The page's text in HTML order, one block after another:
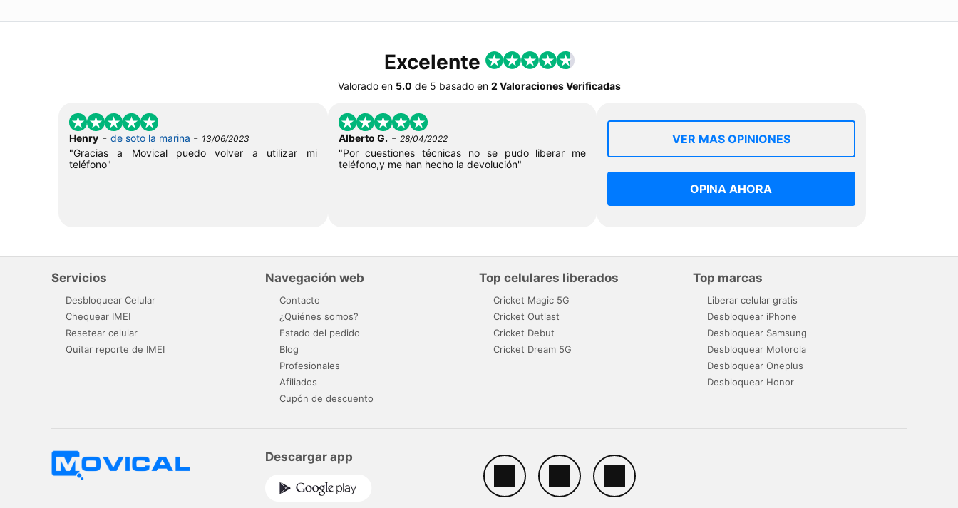
Excelente
Valorado en 5.0 de 5 basado en 2 Valoraciones Verificadas
Henry - de soto la marina - 13/06/2023
"Gracias a Movical puedo volver a utilizar mi
teléfono"
Alberto G. - 28/04/2022
"Por cuestiones técnicas no se pudo liberar me
teléfono,y me han hecho la devolución"
VER MAS OPINIONES
OPINA AHORA
Servicios
Desbloquear Celular
Chequear IMEI
Resetear celular
Quitar reporte de IMEI
Navegación web
Contacto
¿Quiénes somos?
Estado del pedido
Blog
Profesionales
Afiliados
Cupón de descuento
Top celulares liberados
Cricket Magic 5G
Cricket Outlast
Cricket Debut
Cricket Dream 5G
Top marcas
Liberar celular gratis
Desbloquear iPhone
Desbloquear Samsung
Desbloquear Motorola
Desbloquear Oneplus
Desbloquear Honor
Descargar app